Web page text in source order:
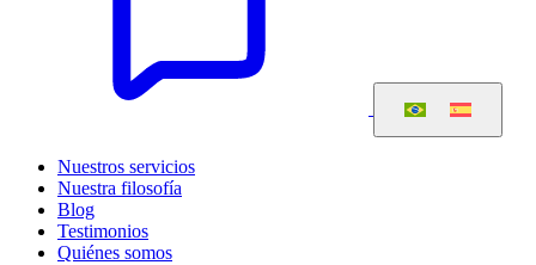
Nuestros servicios
Nuestra filosofía
Blog
Testimonios
Quiénes somos